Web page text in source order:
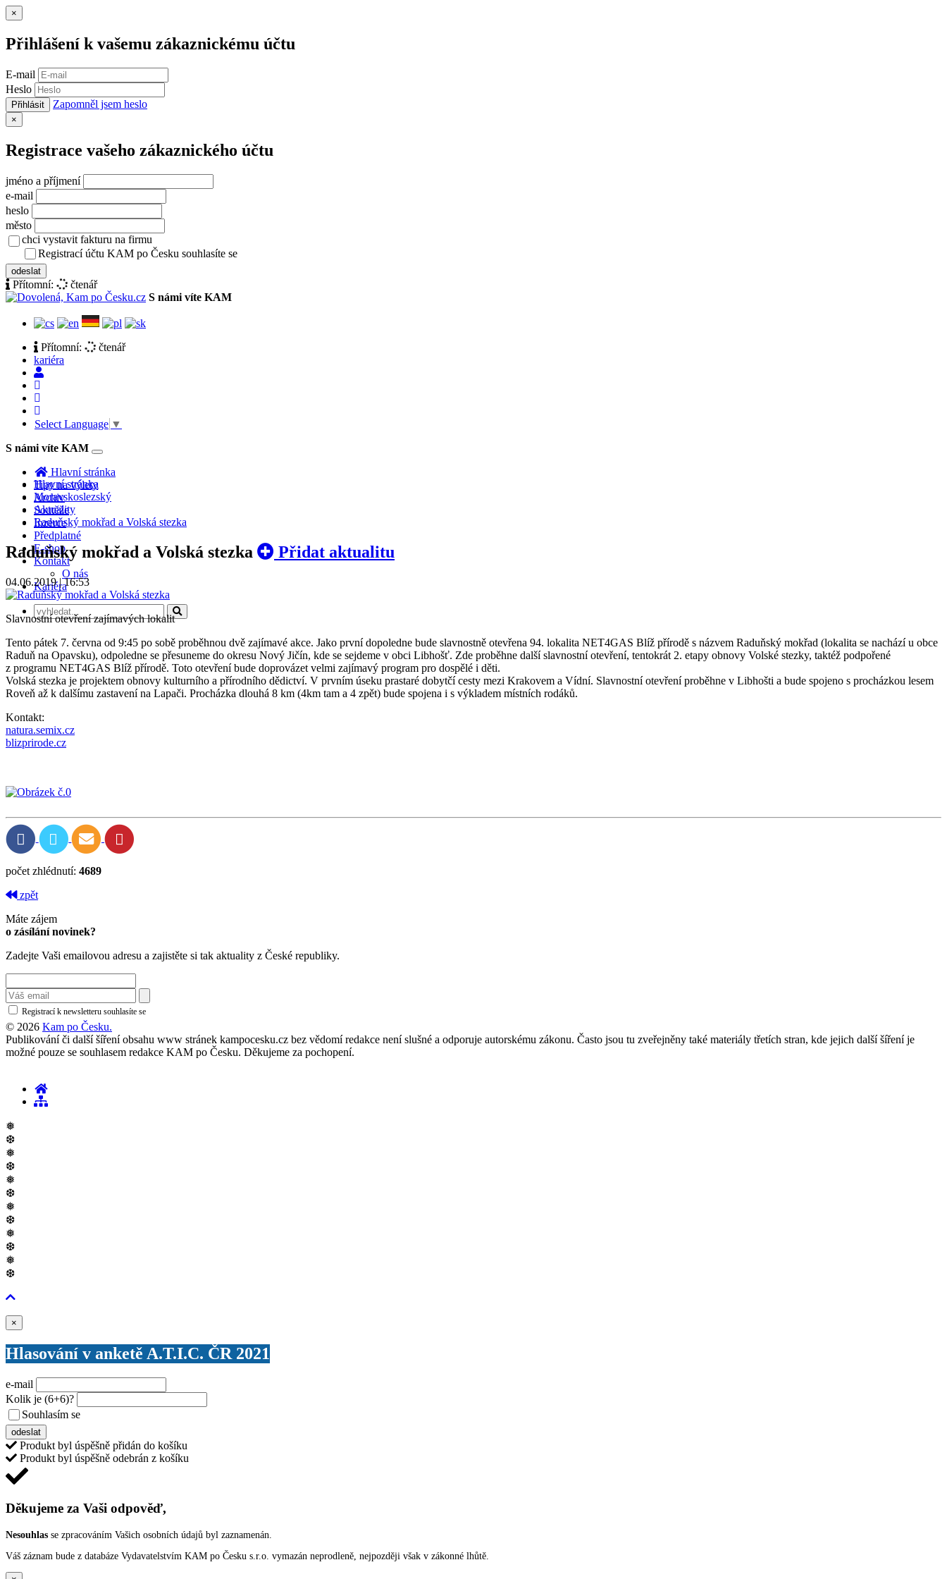
×
Přihlášení k vašemu zákaznickému účtu
E-mail
Heslo
Přihlásit Zapomněl jsem heslo
×
Registrace vašeho zákaznického účtu
jméno a příjmení
e-mail
heslo
město
chci vystavit fakturu na firmu
Registrací účtu KAM po Česku souhlasíte se
odeslat
Přítomní:
čtenář
S námi víte KAM
Přítomní:
čtenář
kariéra
Select Language ▼
S námi víte KAM
Toggle
navigation
Hlavní stránka
Tipy na výlety
Archiv
Soutěže
Inzerce
Předplatné
E-shop
Kontakt
O nás
Kariéra
Hlavní stránka
Moravskoslezský
Aktuality
Raduňský mokřad a Volská stezka
Raduňský mokřad a Volská stezka Přidat aktualitu
04.06.2019 | 16:53
Slavnostní otevření zajímavých lokalit
Tento pátek 7. června od 9:45 po sobě proběhnou dvě zajímavé akce. Jako první dopoledne bude slavnostně otevřena 94. lokalita NET4GAS Blíž přírodě s názvem Raduňský mokřad (lokalita se nachází u obce
Raduň na Opavsku), odpoledne se přesuneme do okresu Nový Jičín, kde se sejdeme v obci Libhošť. Zde proběhne další slavnostní otevření, tentokrát 2. etapy obnovy Volské stezky, taktéž podpořené
z programu NET4GAS Blíž přírodě. Toto otevření bude doprovázet velmi zajímavý program pro dospělé i děti.
Volská stezka je projektem obnovy kulturního a přírodního dědictví. V prvním úseku prastaré dobytčí cesty mezi Krakovem a Vídní. Slavnostní otevření proběhne v Libhošti a bude spojeno s procházkou lesem
Roveň až k dalšímu zastavení na Lapači. Procházka dlouhá 8 km (4km tam a 4 zpět) bude spojena i s výkladem místních rodáků.
Kontakt:
natura.semix.cz
blizprirode.cz
počet zhlédnutí: 4689
zpět
Máte zájem
o zásílání novinek?
Zadejte Vaši emailovou adresu a zajistěte si tak aktuality z České republiky.
Registrací k newsletteru souhlasíte se
© 2026 Kam po Česku.
Publikování či další šíření obsahu www stránek kampocesku.cz bez vědomí redakce není slušné a odporuje autorskému zákonu. Často jsou tu zveřejněny také materiály třetích stran, kde jejich další šíření je
možné pouze se souhlasem redakce KAM po Česku. Děkujeme za pochopení.
❅
❆
❅
❆
❅
❆
❅
❆
❅
❆
❅
❆
×
Hlasování v anketě A.T.I.C. ČR 2021
e-mail
Kolik je (6+6)?
Souhlasím se
odeslat
Produkt byl úspěšně přidán do košíku
Produkt byl úspěšně odebrán z košíku
Děkujeme za Vaši odpověď,
Nesouhlas se zpracováním Vašich osobních údajů byl zaznamenán.
Váš záznam bude z databáze Vydavatelstvím KAM po Česku s.r.o. vymazán neprodleně, nejpozději však v zákonné lhůtě.